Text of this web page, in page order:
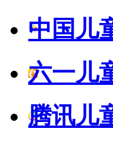
中国儿
六一儿
腾讯儿